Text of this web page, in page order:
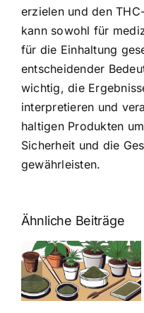
erzielen und den
kann sowohl für
für die Einhaltung
entscheidender
wichtig, die
interpretieren und
haltigen Produkten
Sicherheit und die
gewährleisten.
Ähnliche Beiträge
Neue THC-
Grenzwert-
Regelung:
Was Sie
Cannabis